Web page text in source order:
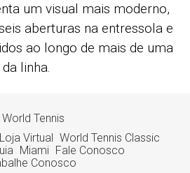
um visual mais moderno,
aberturas na entressola e
ao longo de mais de uma
linha.
World Tennis
Loja Virtual
World Tennis Classic
Miami
Fale Conosco
Conosco